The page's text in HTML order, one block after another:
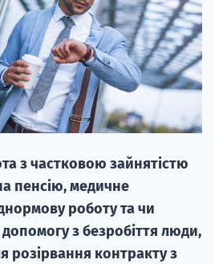
з частковою зайнятістю
пенсію, медичне
роботу та чи
з безробіття люди,
розірвання контракту з
20.09
"Навчання
НАБІР